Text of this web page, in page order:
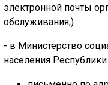
электронной почты
обслуживания;)
- в Министерство
населения